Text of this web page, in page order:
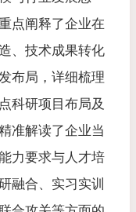
点阐释了企业在
、技术成果转化
布局，详细梳理
科研项目布局及
准解读了企业当
力要求与人才培
融合、实习实训